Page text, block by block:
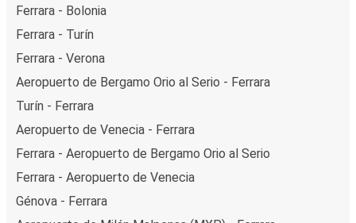
Ferrara - Bolonia
Ferrara - Turín
Ferrara - Verona
Aeropuerto de Bergamo Orio al Serio - Ferrara
Turín - Ferrara
Aeropuerto de Venecia - Ferrara
Ferrara - Aeropuerto de Bergamo Orio al Serio
Ferrara - Aeropuerto de Venecia
Génova - Ferrara